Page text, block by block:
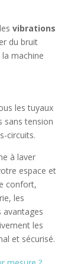
vibrations
du bruit
machine
les tuyaux
sans tension
circuits.
à laver
espace et
confort,
les
les
et sécurisé.